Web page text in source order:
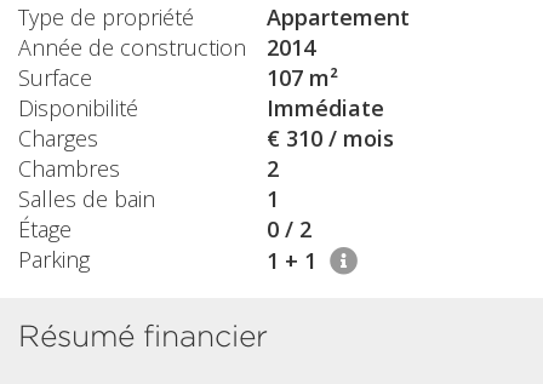
Type de propriété
Appartement
Année de construction
2014
Surface
107 m²
Disponibilité
Immédiate
Charges
€ 310 / mois
Chambres
2
Salles de bain
1
Étage
0 / 2
Parking
1 + 1
Résumé financier